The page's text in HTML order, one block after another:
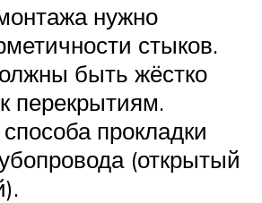
нужно
стыков.
быть жёстко
перекрытиям.
прокладки
(открытый